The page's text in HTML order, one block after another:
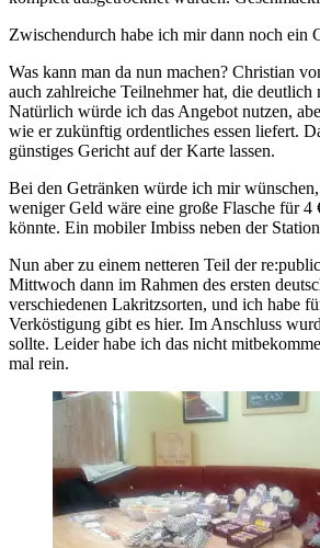
Zwischendurch habe ich mir dann noch ein
Was kann man da nun machen? Christian
auch zahlreiche Teilnehmer hat, die
Natürlich würde ich das Angebot nutzen,
wie er zukünftig ordentliches essen liefert.
günstiges Gericht auf der Karte lassen.
Bei den Getränken würde ich mir
weniger Geld wäre eine große Flasche für
könnte. Ein mobiler Imbiss neben der
Nun aber zu einem netteren Teil der
Mittwoch dann im Rahmen des ersten
verschiedenen Lakritzsorten, und ich habe
Verköstigung gibt es hier. Im Anschluss
sollte. Leider habe ich das nicht
mal rein.